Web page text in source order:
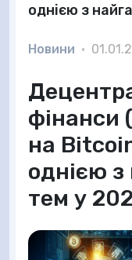
однією з
Новини •
фінанси
на
однією
тем у